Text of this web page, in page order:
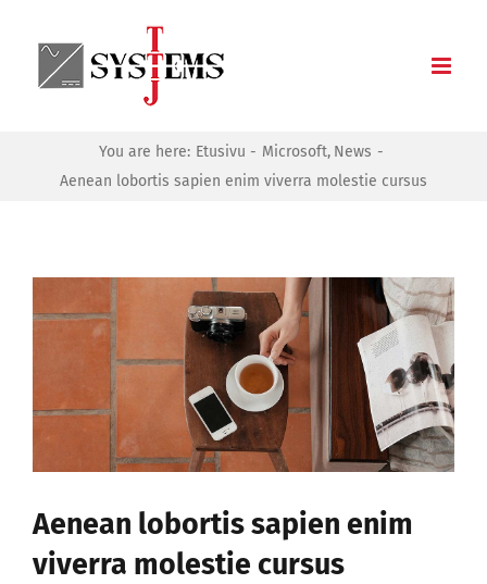
content
You are here: Etusivu Microsoft News
Aenean lobortis sapien enim viverra molestie cursus
kuvaa
Aenean lobortis sapien enim
viverra molestie cursus